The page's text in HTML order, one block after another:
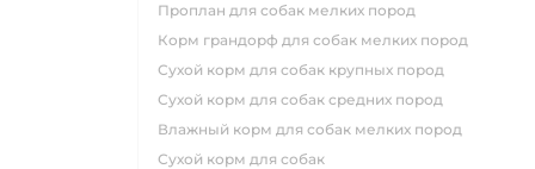
проплан для собак мелких пород
корм грандорф для собак мелких пород
сухой корм для собак крупных пород
сухой корм для собак средних пород
влажный корм для собак мелких пород
сухой корм для собак